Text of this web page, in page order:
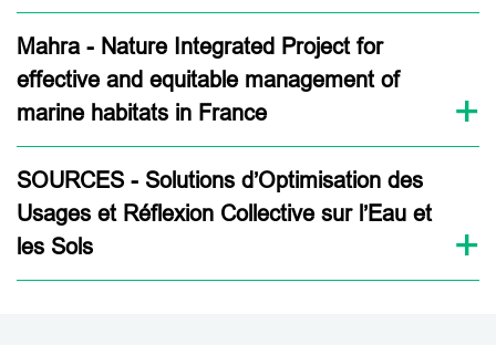
Mahra - Nature Integrated Project for
effective and equitable management of
marine habitats in France
SOURCES - Solutions d’Optimisation des
Usages et Réflexion Collective sur l’Eau et
les Sols